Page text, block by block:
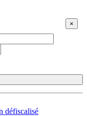
défiscalisé